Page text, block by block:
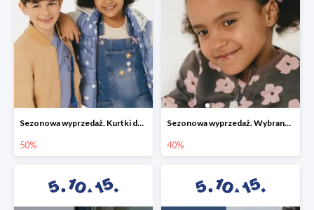
Sezonowa wyprzedaż. Kurtki do -50%
50%
Sezonowa wyprzedaż. Wybrane modele do -40%
40%